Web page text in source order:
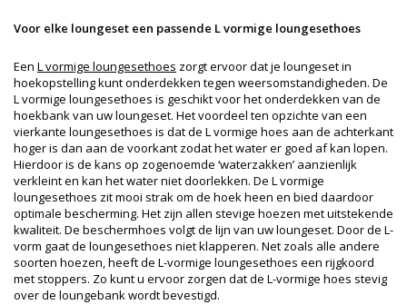
Voor elke loungeset een passende L vormige loungesethoes
Een L vormige loungesethoes zorgt ervoor dat je loungeset in
hoekopstelling kunt onderdekken tegen weersomstandigheden. De
L vormige loungesethoes is geschikt voor het onderdekken van de
hoekbank van uw loungeset. Het voordeel ten opzichte van een
vierkante loungesethoes is dat de L vormige hoes aan de achterkant
hoger is dan aan de voorkant zodat het water er goed af kan lopen.
Hierdoor is de kans op zogenoemde ‘waterzakken’ aanzienlijk
verkleint en kan het water niet doorlekken. De L vormige
loungesethoes zit mooi strak om de hoek heen en bied daardoor
optimale bescherming. Het zijn allen stevige hoezen met uitstekende
kwaliteit. De beschermhoes volgt de lijn van uw loungeset. Door de L-
vorm gaat de loungesethoes niet klapperen. Net zoals alle andere
soorten hoezen, heeft de L-vormige loungesethoes een rijgkoord
met stoppers. Zo kunt u ervoor zorgen dat de L-vormige hoes stevig
over de loungebank wordt bevestigd.